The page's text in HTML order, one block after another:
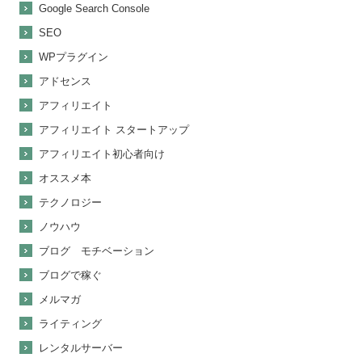
Google Search Console
SEO
WPプラグイン
アドセンス
アフィリエイト
アフィリエイト スタートアップ
アフィリエイト初心者向け
オススメ本
テクノロジー
ノウハウ
ブログ モチベーション
ブログで稼ぐ
メルマガ
ライティング
レンタルサーバー